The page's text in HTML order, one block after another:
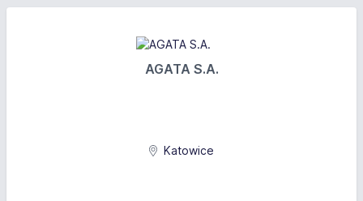
Inne wymagania: Sprzątanie klatek schodowych i
Przeznaczone wyłącznie dla osób
AGATA S.A.
Katowice